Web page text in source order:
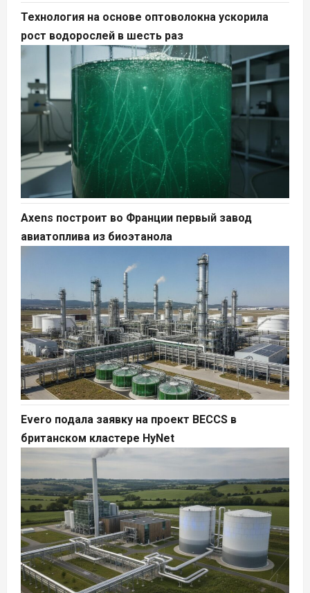
Технология на основе оптоволокна ускорила
рост водорослей в шесть раз
Axens построит во Франции первый завод
авиатоплива из биоэтанола
Evero подала заявку на проект BECCS в
британском кластере HyNet